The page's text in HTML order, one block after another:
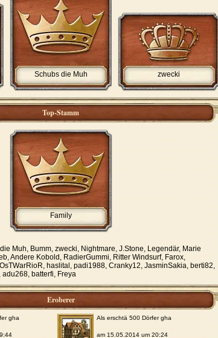
Schubs die Muh zwecki
Top-Stamm
Family
Muh, Bumm, zwecki, Nightmare, J.Stone, Legendär, Marie
Andere Kobold, RadierGummi, Ritter Windsurf, Farox,
haslital, padi1988, Cranky12, JasminSakia, berti82,
batterfi, Freya
Eroberer
gha Als erschtä 500 Dörfer gha
am 15.05.2014 um 20:24